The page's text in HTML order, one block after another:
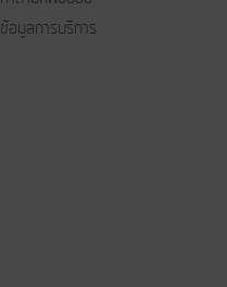
ข้อมูลการบริการ